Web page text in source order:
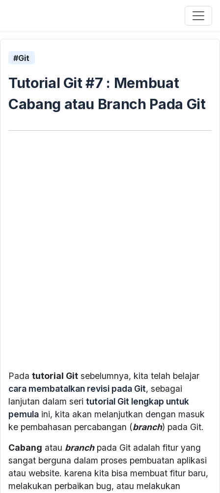
#Git
Tutorial Git #7 : Membuat
Cabang atau Branch Pada Git
Pada tutorial Git sebelumnya, kita telah belajar
cara membatalkan revisi pada Git, sebagai
lanjutan dalam seri tutorial Git lengkap untuk
pemula ini, kita akan melanjutkan dengan masuk
ke pembahasan percabangan (branch) pada Git.
Cabang atau branchpada Git adalah fitur yang
sangat berguna dalam proses pembuatan aplikasi
atau website. karena kita bisa membuat fitur baru,
melakukan perbaikan bug, atau melakukan